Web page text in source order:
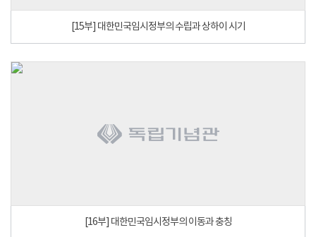
[15부] 대한민국임시정부의 수립과 상하이 시기
[16부] 대한민국임시정부의 이동과 충칭